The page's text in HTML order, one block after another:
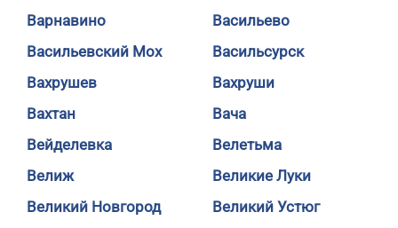
Варнавино
Васильево
Васильевский Мох
Васильсурск
Вахрушев
Вахруши
Вахтан
Вача
Вейделевка
Велетьма
Велиж
Великие Луки
Великий Новгород
Великий Устюг